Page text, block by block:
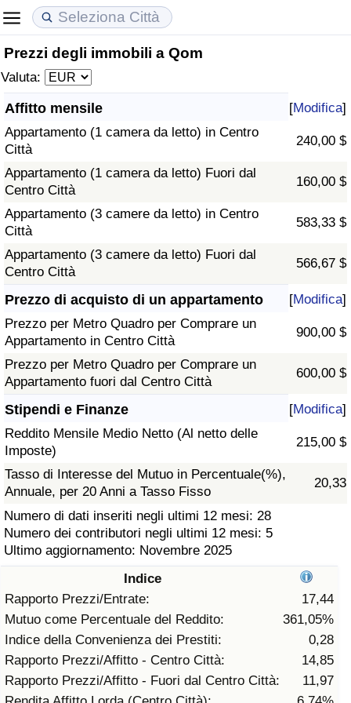
Prezzi degli immobili a Qom
Valuta:
Affitto mensile [Modifica]
Appartamento (1 camera da letto) in Centro
Città
240,00 $
Appartamento (1 camera da letto) Fuori dal
Centro Città
160,00 $
Appartamento (3 camere da letto) in Centro
Città
583,33 $
Appartamento (3 camere da letto) Fuori dal
Centro Città
566,67 $
Prezzo di acquisto di un appartamento [Modifica]
Prezzo per Metro Quadro per Comprare un
Appartamento in Centro Città
900,00 $
Prezzo per Metro Quadro per Comprare un
Appartamento fuori dal Centro Città
600,00 $
Stipendi e Finanze [Modifica]
Reddito Mensile Medio Netto (Al netto delle
Imposte)
215,00 $
Tasso di Interesse del Mutuo in Percentuale(%),
Annuale, per 20 Anni a Tasso Fisso
20,33
Numero di dati inseriti negli ultimi 12 mesi: 28
Numero dei contributori negli ultimi 12 mesi: 5
Ultimo aggiornamento: Novembre 2025
Indice
Rapporto Prezzi/Entrate:
17,44
Mutuo come Percentuale del Reddito:
361,05%
Indice della Convenienza dei Prestiti:
0,28
Rapporto Prezzi/Affitto - Centro Città:
14,85
Rapporto Prezzi/Affitto - Fuori dal Centro Città:
11,97
Costo della vita
Indice Del Costo Della Vita (corrente)
Indice Del Costo Della Vita
Indice del Costo della Vita per Nazione
ad Aqaba
Prezzi degli immobili
Indice del Prezzo delle Case (Corrente)
Indice del Prezzo delle Case
Indice del Prezzo delle Case per Nazione
Qualità della Vita
Indice della Qualità della Vita
Indice della Qualità della Vita (Corrente)
Indice della qualità della vita per Paese
Criminalità
Indice del Tasso di Criminalità (Corrente)
Indice della Criminalità
Indice di criminalità per paese
Assistenza Sanitaria
Indice dell’Assistenza Sanitaria (Corrente)
Indice dell’Assistenza Sanitaria
Indice dell’Assistenza Sanitaria per
Nazione
Inquinamento
Indice dell’Inquinamento (Corrente)
Indice di inquinamento
Indice dell’Inquinamento per Nazione